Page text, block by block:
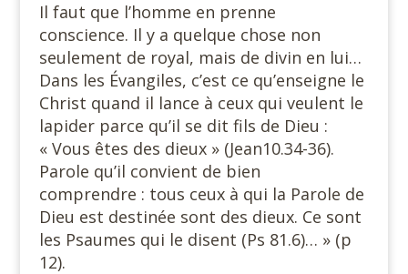
Il faut que l’homme en prenne
conscience. Il y a quelque chose non
seulement de royal, mais de divin en lui…
Dans les Évangiles, c’est ce qu’enseigne le
Christ quand il lance à ceux qui veulent le
lapider parce qu’il se dit fils de Dieu :
« Vous êtes des dieux » (Jean10.34-36).
Parole qu’il convient de bien
comprendre : tous ceux à qui la Parole de
Dieu est destinée sont des dieux. Ce sont
les Psaumes qui le disent (Ps 81.6)… » (p
12).